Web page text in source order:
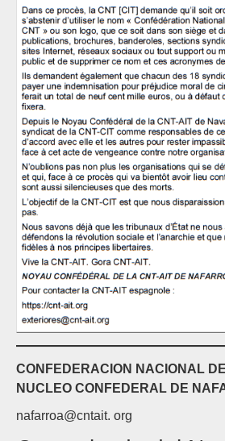
CONFEDERACION NACIONAL
NUCLEO CONFEDERAL DE
nafarroa@cntait. org